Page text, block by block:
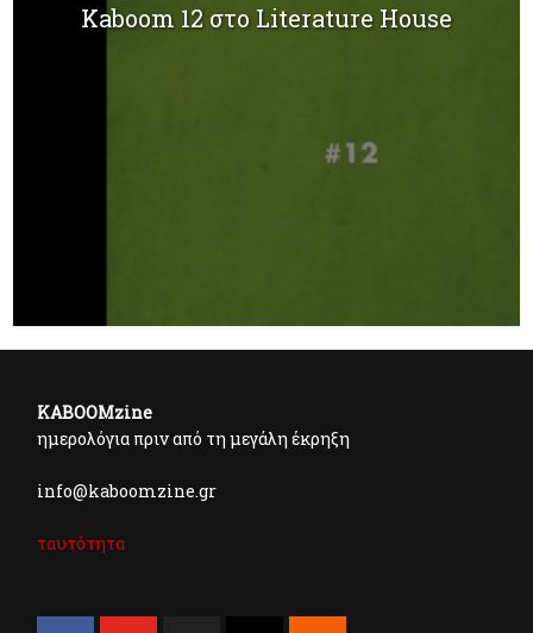
Kaboom 12 στο Literature House
KABOOMzine
ημερολόγια πριν από τη μεγάλη έκρηξη
info@kaboomzine.gr
ταυτότητα